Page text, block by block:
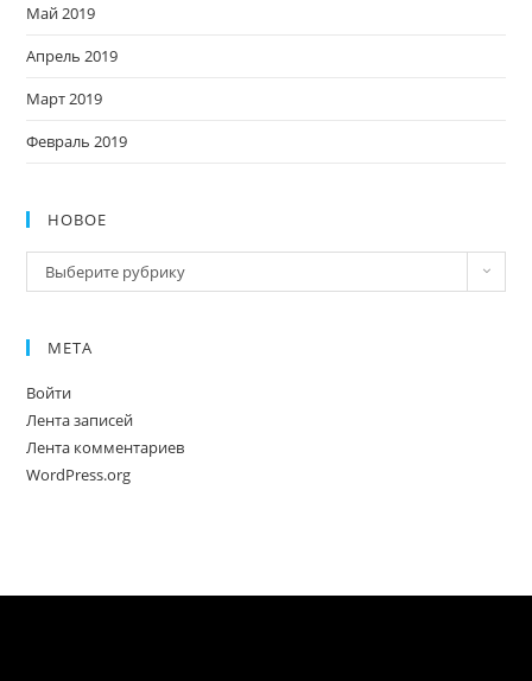
Май 2019
Апрель 2019
Март 2019
Февраль 2019
НОВОЕ
Новое
Выберите рубрику
МЕТА
Войти
Лента записей
Лента комментариев
WordPress.org